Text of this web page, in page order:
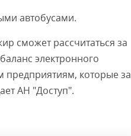
автобусами.
сможет рассчитаться за
электронного
предприятиям, которые за
АН "Доступ".